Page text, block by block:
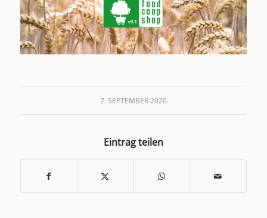
7. SEPTEMBER 2020
Eintrag teilen